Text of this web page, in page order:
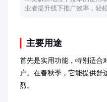
业者提升线下推广效率，轻
主要用途
首先是实用功能，特别适合
户。在春秋季，它能提供舒
烈。